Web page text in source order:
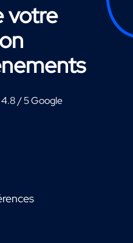
votre
4.8 / 5 Google